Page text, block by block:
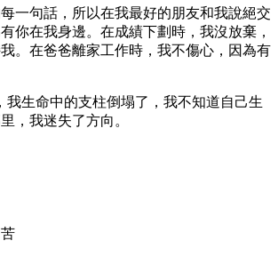
一句話，所以在我最好的朋友和我說絕交
你在我身邊。在成績下劃時，我沒放棄，
。在爸爸離家工作時，我不傷心，因為有
我生命中的支柱倒塌了，我不知道自己生
，我迷失了方向。